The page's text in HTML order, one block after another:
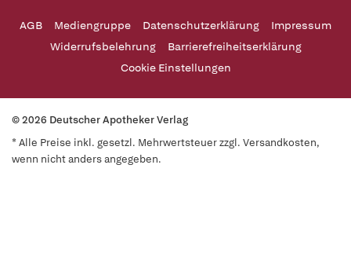
AGB Mediengruppe Datenschutzerklärung
Impressum
Widerrufsbelehrung
Barrierefreiheitserklärung
Cookie Einstellungen
© 2026 Deutscher Apotheker Verlag
* Alle Preise inkl. gesetzl. Mehrwertsteuer zzgl. Versandkosten,
wenn nicht anders angegeben.